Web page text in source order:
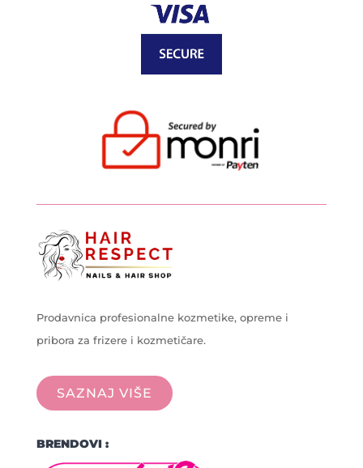
Prodavnica profesionalne kozmetike, opreme i
pribora za frizere i kozmetičare.
SAZNAJ VIŠE
BRENDOVI :